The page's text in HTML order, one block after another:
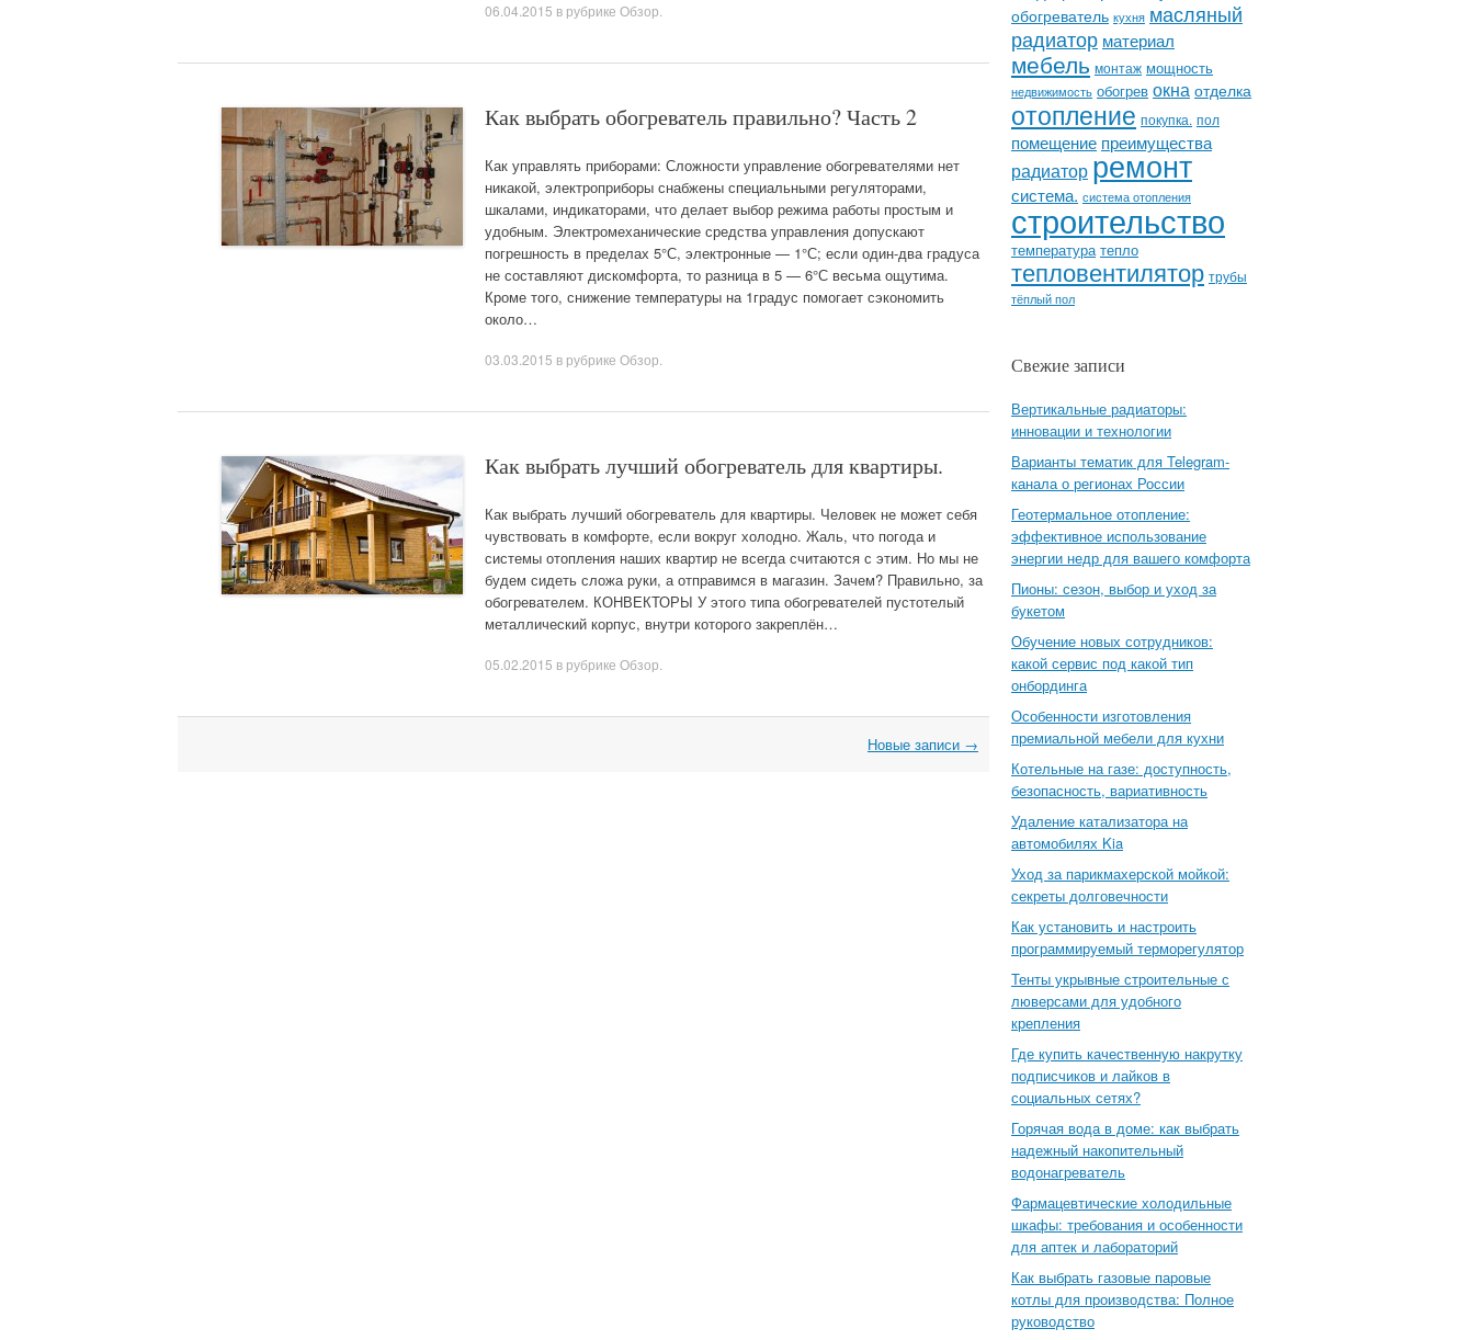
06.04.2015 в рубрике Обзор
Как выбрать обогреватель правильно? Часть 2
Как управлять приборами: Сложности управление обогревателями нет
никакой, электроприборы снабжены специальными регуляторами,
шкалами, индикаторами, что делает выбор режима работы простым и
удобным. Электромеханические средства управления допускают
погрешность в пределах 5°С, электронные — 1°С; если один-два градуса
не составляют дискомфорта, то разница в 5 — 6°С весьма ощутима.
Кроме того, снижение температуры на 1градус помогает сэкономить
около…
03.03.2015 в рубрике Обзор
Как выбрать лучший обогреватель для квартиры.
Как выбрать лучший обогреватель для квартиры. Человек не может себя
чувствовать в комфорте, если вокруг холодно. Жаль, что погода и
системы отопления наших квартир не всегда считаются с этим. Но мы не
будем сидеть сложа руки, а отправимся в магазин. Зачем? Правильно, за
обогревателем. КОНВЕКТОРЫ У этого типа обогревателей пустотелый
металлический корпус, внутри которого закреплён…
05.02.2015 в рубрике Обзор
Новые записи →
обогреватель кухня масляный
радиатор материал
мебель монтаж мощность
недвижимость обогрев окна отделка
отопление покупка. пол
помещение преимущества
радиаторремонт
система. система отопления
строительство
температура тепло
тепловентилятор трубы
тёплый пол
Свежие записи
Вертикальные радиаторы:
инновации и технологии
Варианты тематик для Telegram-
канала о регионах России
Геотермальное отопление:
эффективное использование
энергии недр для вашего комфорта
Пионы: сезон, выбор и уход за
букетом
Обучение новых сотрудников:
какой сервис под какой тип
онбординга
Особенности изготовления
премиальной мебели для кухни
Котельные на газе: доступность,
безопасность, вариативность
Удаление катализатора на
автомобилях Kia
Уход за парикмахерской мойкой:
секреты долговечности
Как установить и настроить
программируемый терморегулятор
Тенты укрывные строительные с
люверсами для удобного
крепления
Где купить качественную накрутку
подписчиков и лайков в
социальных сетях?
Горячая вода в доме: как выбрать
надежный накопительный
водонагреватель
Фармацевтические холодильные
шкафы: требования и особенности
для аптек и лабораторий
Как выбрать газовые паровые
котлы для производства: Полное
руководство